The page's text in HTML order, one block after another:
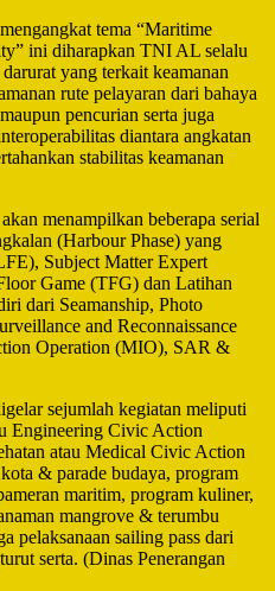
tema “Maritime
ini diharapkan TNI AL selalu
yang terkait keamanan
rute pelayaran dari bahaya
pencurian serta juga
diantara angkatan
stabilitas keamanan
menampilkan beberapa serial
(Harbour Phase) yang
Subject Matter Expert
Game (TFG) dan Latihan
dari Seamanship, Photo
and Reconnaissance
Operation (MIO), SAR &
sejumlah kegiatan meliputi
Engineering Civic Action
atau Medical Civic Action
& parade budaya, program
maritim, program kuliner,
mangrove & terumbu
pelaksanaan sailing pass dari
serta. (Dinas Penerangan